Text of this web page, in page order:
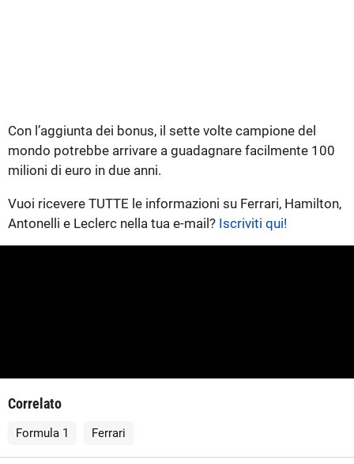
Con l’aggiunta dei bonus, il sette volte campione del
mondo potrebbe arrivare a guadagnare facilmente 100
milioni di euro in due anni.
Vuoi ricevere TUTTE le informazioni su Ferrari, Hamilton,
Antonelli e Leclerc nella tua e-mail? Iscriviti qui!
Correlato
Formula 1 Ferrari